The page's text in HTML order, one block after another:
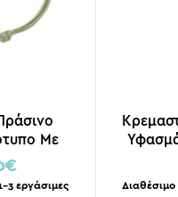
Με
€
3 εργάσιμες Διαθέσιμο